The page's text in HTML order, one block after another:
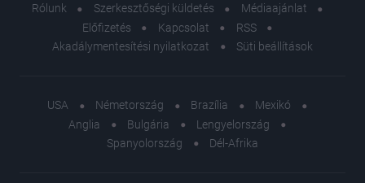
Rólunk
Szerkesztőségi küldetés
Médiaajánlat
Előfizetés
Kapcsolat
RSS
Akadálymentesítési nyilatkozat
Süti beállítások
USA Németország Brazília
Mexikó
Anglia
Bulgária
Lengyelország
Spanyolország
Dél-Afrika